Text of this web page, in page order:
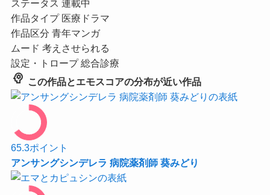
ステータス 連載中
作品タイプ 医療ドラマ
作品区分 青年マンガ
ムード 考えさせられる
設定・トロープ 総合診療
psychology この作品とエモスコアの分布が近い作品
65.3ポイント
アンサングシンデレラ 病院薬剤師 葵みどり